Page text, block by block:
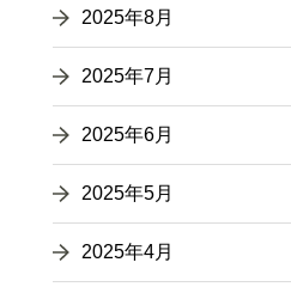
2025年8月
2025年7月
2025年6月
2025年5月
2025年4月